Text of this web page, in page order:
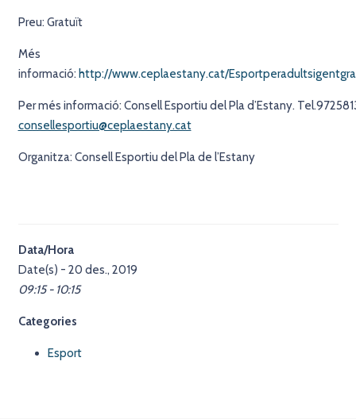
Preu: Gratuït
Més
informació: http://www.ceplaestany.cat/
Per més informació: Consell Esportiu del Pla d’Estany.
consellesportiu@ceplaestany.cat
Organitza: Consell Esportiu del Pla de l’Estany
Data/Hora
Date(s) - 20 des., 2019
09:15 - 10:15
Categories
Esport